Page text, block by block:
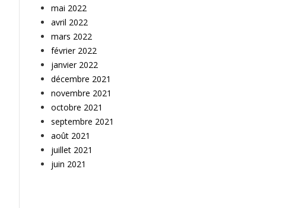
mai 2022
avril 2022
mars 2022
février 2022
janvier 2022
décembre 2021
novembre 2021
octobre 2021
septembre 2021
août 2021
juillet 2021
juin 2021